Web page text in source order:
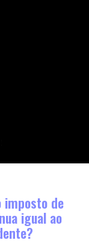
imposto de
igual ao